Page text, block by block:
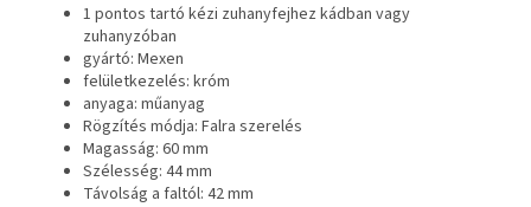
1 pontos tartó kézi zuhanyfejhez kádban vagy
zuhanyzóban
gyártó: Mexen
felületkezelés: króm
anyaga: műanyag
Rögzítés módja: Falra szerelés
Magasság: 60 mm
Szélesség: 44 mm
Távolság a faltól: 42 mm